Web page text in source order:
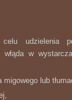
udzielenia
włąda w
lub